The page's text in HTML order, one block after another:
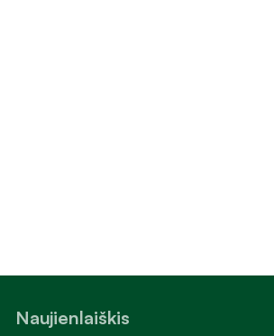
Naujienlaiškis